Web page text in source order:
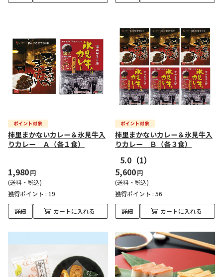
柿里まかないカレー＆氷見牛入
りカレー Ａ（各１食）
1,980円
(送料・税込)
獲得ポイント : 19
詳細 カートに入れる
柿里まかないカレー＆氷見牛入
りカレー Ｂ（各３食）
5.0 （1）
5,600円
(送料・税込)
獲得ポイント : 56
詳細 カートに入れる